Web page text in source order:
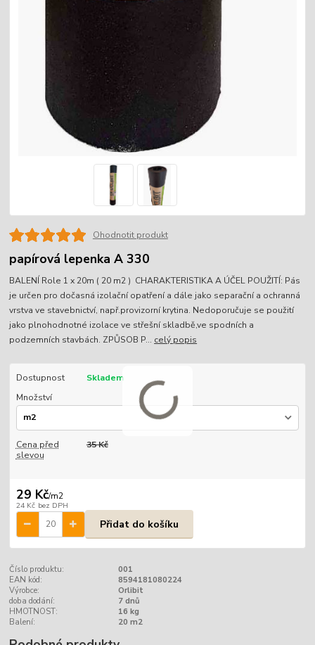
Ohodnotit produkt
papírová lepenka A 330
BALENÍ Role 1 x 20m ( 20 m2 ) CHARAKTERISTIKA A ÚČEL POUŽITÍ: Pás
je určen pro dočasná izolační opatření a dále jako separační a ochranná
vrstva ve stavebnictví, např.provizorní krytina. Nedoporučuje se použití
jako plnohodnotné izolace ve střešní skladbě,ve spodních a
podzemních stavbách. ZPŮSOB P... celý popis
Dostupnost
Skladem
Množství
Cena před
slevou
35 Kč
29 Kč/m2
24 Kč bez DPH
Přidat do košíku
Číslo produktu:
001
EAN kód:
8594181080224
Výrobce:
Orlibit
doba dodání:
7 dnů
HMOTNOST:
16 kg
Balení:
20 m2